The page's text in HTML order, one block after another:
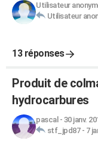
Utilisateur
Utilisateur
13 réponses
Produit de
hydrocarbures
pascal - 30 janv.
stf_jpd87- 7